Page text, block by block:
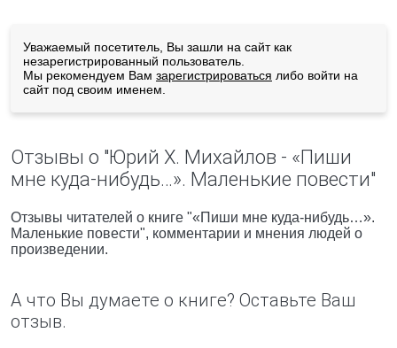
Уважаемый посетитель, Вы зашли на сайт как
незарегистрированный пользователь.
Мы рекомендуем Вам зарегистрироваться либо войти на
сайт под своим именем.
Отзывы о "Юрий Х. Михайлов - «Пиши
мне куда-нибудь…». Маленькие повести"
Отзывы читателей о книге "«Пиши мне куда-нибудь…».
Маленькие повести", комментарии и мнения людей о
произведении.
А что Вы думаете о книге? Оставьте Ваш
отзыв.